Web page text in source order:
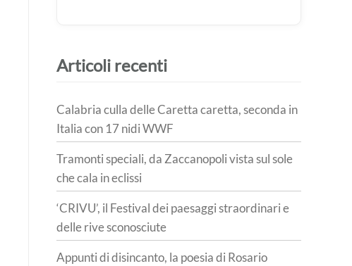
Articoli recenti
Calabria culla delle Caretta caretta, seconda in
Italia con 17 nidi WWF
Tramonti speciali, da Zaccanopoli vista sul sole
che cala in eclissi
‘CRIVU’, il Festival dei paesaggi straordinari e
delle rive sconosciute
Appunti di disincanto, la poesia di Rosario